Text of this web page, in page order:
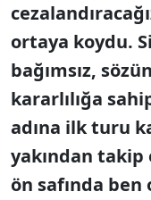
ortaya koydu.
bağımsız,
kararlılığa
adına ilk turu
yakından
ön safında